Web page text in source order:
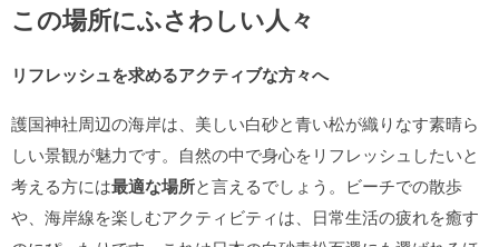
この場所にふさわしい人々
リフレッシュを求めるアクティブな方々へ
護国神社周辺の海岸は、美しい白砂と青い松が織りなす素晴ら
しい景観が魅力です。自然の中で身心をリフレッシュしたいと
考える方には最適な場所と言えるでしょう。ビーチでの散歩
や、海岸線を楽しむアクティビティは、日常生活の疲れを癒す